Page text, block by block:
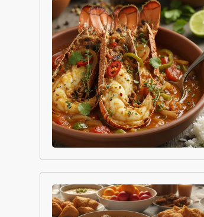
Risque requin à la Réunion :
comment profiter de l’océan en
toute sécurité
5 mai 2025
LA CUISINE RÉUNIONNAISE